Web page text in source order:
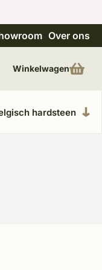
Unieke
Over ons
hardsteen
Winkelwagen